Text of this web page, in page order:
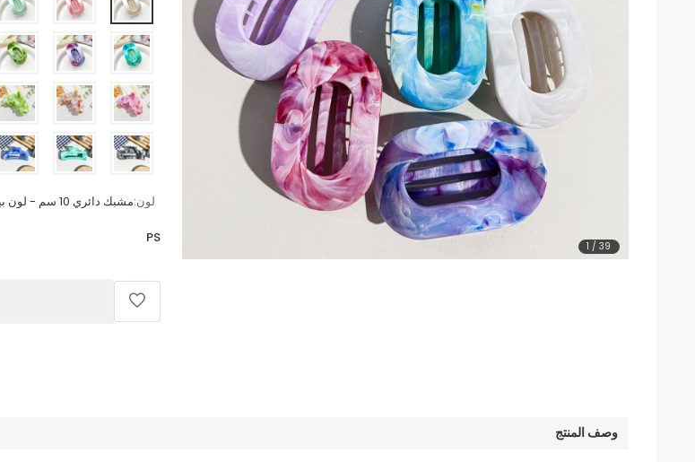
1 /39
لون:مشبك دائري 10 سم - لون بيج رخامي
PS
وصف المنتج